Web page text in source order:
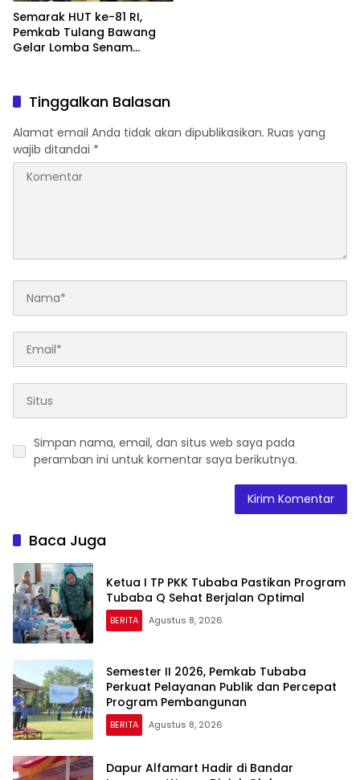
Semarak HUT ke-81 RI,
Pemkab Tulang Bawang
Gelar Lomba Senam
Tinggalkan Balasan
Alamat email Anda tidak akan dipublikasikan. Ruas yang
wajib ditandai *
Simpan nama, email, dan situs web saya pada
peramban ini untuk komentar saya berikutnya.
Baca Juga
Ketua I TP PKK Tubaba Pastikan Program
Tubaba Q Sehat Berjalan Optimal
BERITA Agustus 8, 2026
Semester II 2026, Pemkab Tubaba
Perkuat Pelayanan Publik dan Percepat
Program Pembangunan
BERITA Agustus 8, 2026
Dapur Alfamart Hadir di Bandar